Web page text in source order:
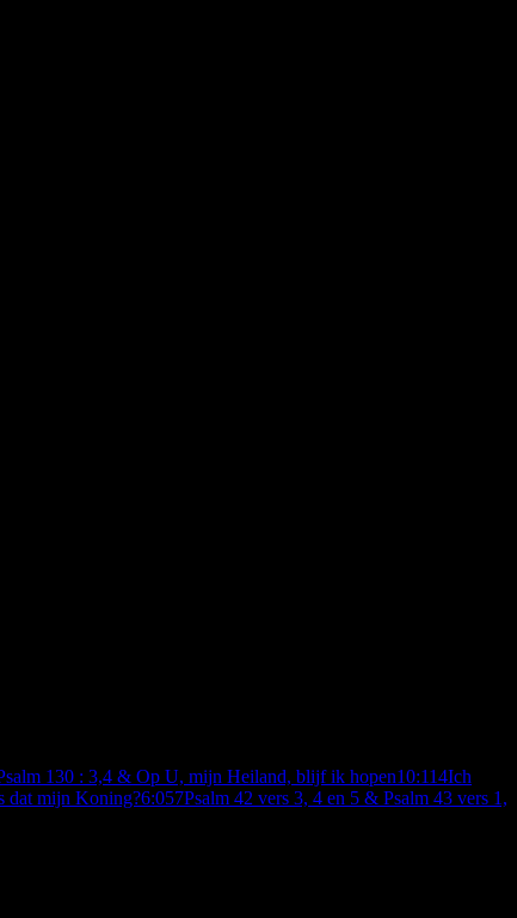
130 : 3,4 & Op U, mijn Heiland, blijf ik hopen10:114Ich
dat mijn Koning?6:057Psalm 42 vers 3, 4 en 5 & Psalm 43 vers 1,